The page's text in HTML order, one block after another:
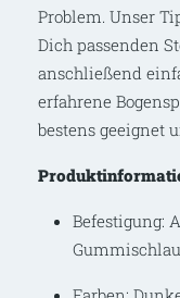
Problem. Unser
Dich passenden
anschließend
erfahrene
bestens geeignet
Befestigung: